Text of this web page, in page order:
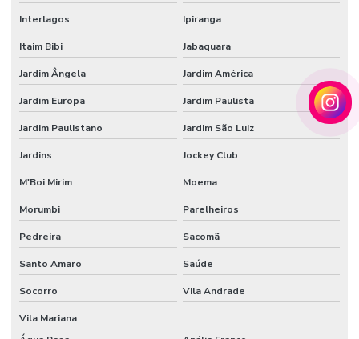
Veludo automotivo
Veludo sintético
Vendedor de papel de seda atacado
Interlagos Ipiranga
Itaim Bibi Jabaquara
Jardim Ângela Jardim América
Jardim Europa Jardim Paulista
Jardim Paulistano Jardim São Luiz
Jardins Jockey Club
M'Boi Mirim Moema
Morumbi Parelheiros
Pedreira Sacomã
Santo Amaro Saúde
Socorro Vila Andrade
Vila Mariana